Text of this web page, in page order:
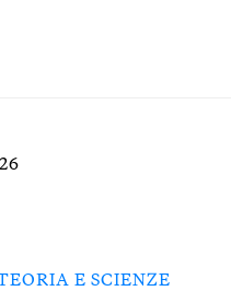
E SCIENZE